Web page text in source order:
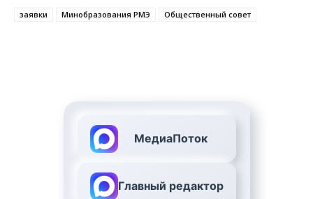
заявки Минобразования РМЭ Общественный совет
МедиаПоток
Главный редактор